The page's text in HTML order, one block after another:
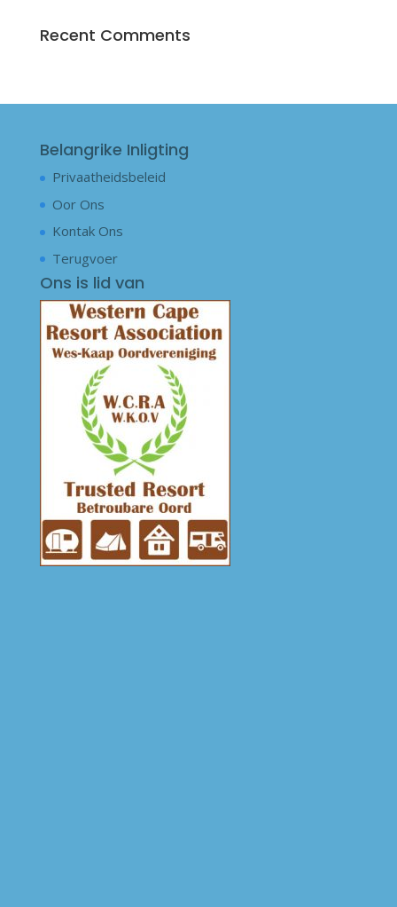
Recent Comments
Belangrike Inligting
Privaatheidsbeleid
Oor Ons
Kontak Ons
Terugvoer
Ons is lid van